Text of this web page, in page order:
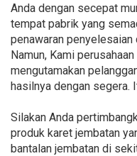
Anda dengan secepat
tempat pabrik yang
penawaran
Namun, Kami
mengutamakan
hasilnya dengan segera.
Silakan Anda
produk karet jembatan
bantalan jembatan di